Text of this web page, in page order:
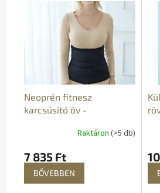
Neoprén fitnesz
karcsúsító öv -
Raktáron (>5 db)
7 835 Ft
BŐVEBBEN